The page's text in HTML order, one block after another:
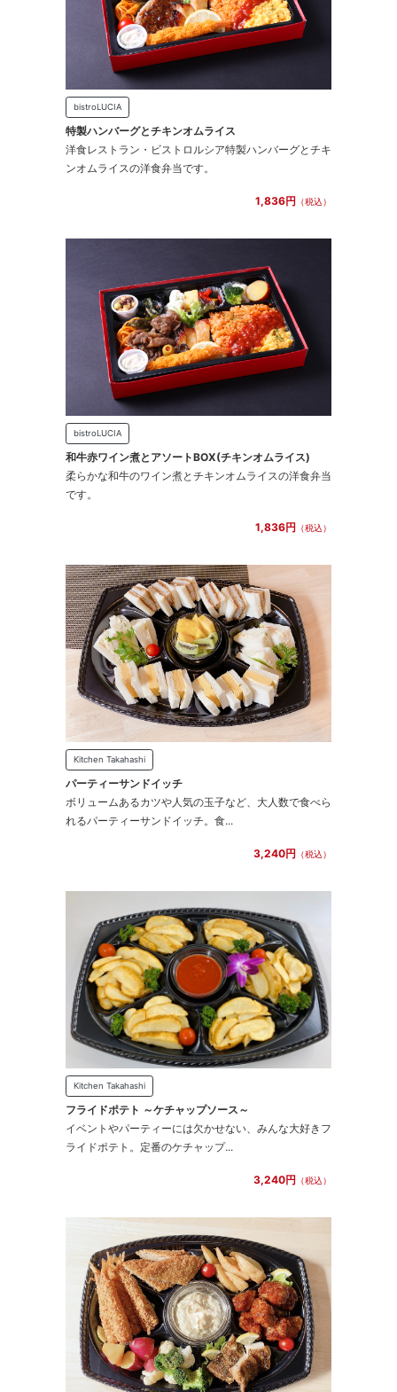
bistroLUCIA
特製ハンバーグとチキンオムライス
洋食レストラン・ビストロルシア特製ハンバーグとチキ
ンオムライスの洋食弁当です。
1,836円 （税込）
bistroLUCIA
和牛赤ワイン煮とアソートBOX(チキンオムライス)
柔らかな和牛のワイン煮とチキンオムライスの洋食弁当
です。
1,836円 （税込）
Kitchen Takahashi
パーティーサンドイッチ
ボリュームあるカツや人気の玉子など、大人数で食べら
れるパーティーサンドイッチ。食...
3,240円 （税込）
Kitchen Takahashi
フライドポテト ～ケチャップソース～
イベントやパーティーには欠かせない、みんな大好きフ
ライドポテト。定番のケチャップ...
3,240円 （税込）